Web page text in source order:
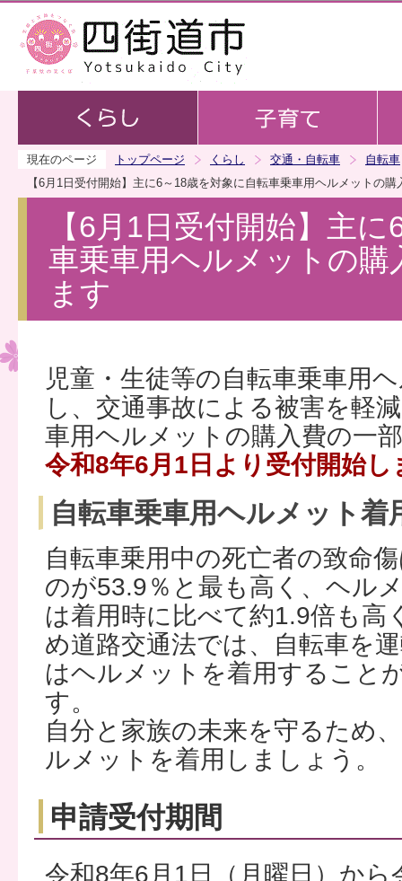
現在のページ トップページ くらし 交通・自転車
自転車
【6月1日受付開始】主に6～18歳を対象に自転車乗車用ヘルメットの
【6月1日受付開始】主
車乗車用ヘルメットの購
ます
児童・生徒等の自転車乗車用
し、交通事故による被害を軽
車用ヘルメットの購入費の一
令和8年6月1日より受付開始し
自転車乗車用ヘルメット着
自転車乗用中の死亡者の致命
のが53.9％と最も高く、ヘル
は着用時に比べて約1.9倍も高
め道路交通法では、自転車を
はヘルメットを着用すること
す。
自分と家族の未来を守るため
ルメットを着用しましょう。
申請受付期間
令和8年6月1日（月曜日）から